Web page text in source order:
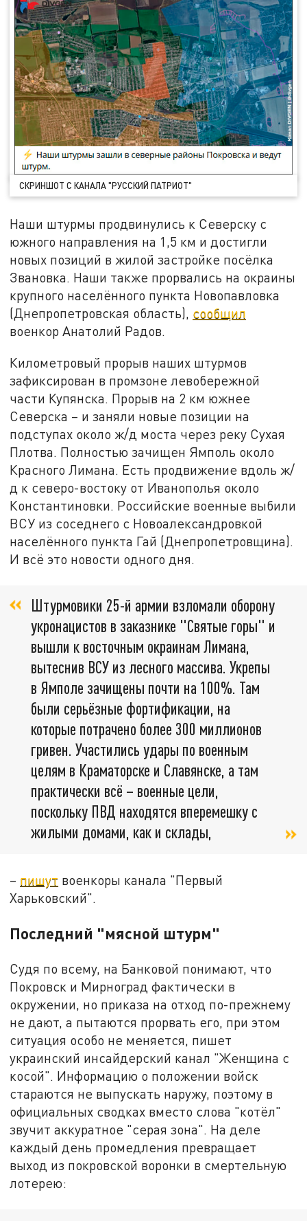
СКРИНШОТ С КАНАЛА "РУССКИЙ ПАТРИОТ"
Наши штурмы продвинулись к Северску с
южного направления на 1,5 км и достигли
новых позиций в жилой застройке посёлка
Звановка. Наши также прорвались на окраины
крупного населённого пункта Новопавловка
(Днепропетровская область), сообщил
военкор Анатолий Радов.
Километровый прорыв наших штурмов
зафиксирован в промзоне левобережной
части Купянска. Прорыв на 2 км южнее
Северска – и заняли новые позиции на
подступах около ж/д моста через реку Сухая
Плотва. Полностью зачищен Ямполь около
Красного Лимана. Есть продвижение вдоль ж/
д к северо-востоку от Иванополья около
Константиновки. Российские военные выбили
ВСУ из соседнего с Новоалександровкой
населённого пункта Гай (Днепропетровщина).
И всё это новости одного дня.
Штурмовики 25-й армии взломали оборону
укронацистов в заказнике "Святые горы" и
вышли к восточным окраинам Лимана,
вытеснив ВСУ из лесного массива. Укрепы
в Ямполе зачищены почти на 100%. Там
были серьёзные фортификации, на
которые потрачено более 300 миллионов
гривен. Участились удары по военным
целям в Краматорске и Славянске, а там
практически всё – военные цели,
поскольку ПВД находятся вперемешку с
жилыми домами, как и склады,
– пишут военкоры канала "Первый
Харьковский".
Последний "мясной штурм"
Судя по всему, на Банковой понимают, что
Покровск и Мирноград фактически в
окружении, но приказа на отход по-прежнему
не дают, а пытаются прорвать его, при этом
ситуация особо не меняется, пишет
украинский инсайдерский канал "Женщина с
косой". Информацию о положении войск
стараются не выпускать наружу, поэтому в
официальных сводках вместо слова "котёл"
звучит аккуратное "серая зона". На деле
каждый день промедления превращает
выход из покровской воронки в смертельную
лотерею: